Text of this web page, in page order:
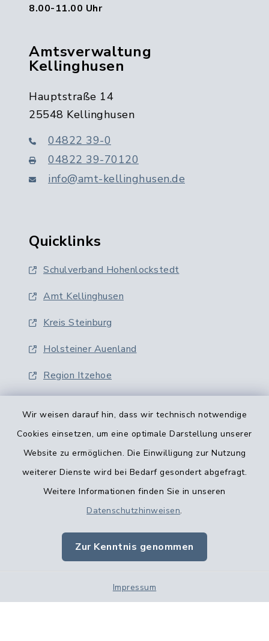
Wir weisen darauf hin, dass wir technisch notwendige
Cookies einsetzen, um eine optimale Darstellung unserer
Website zu ermöglichen. Die Einwilligung zur Nutzung
weiterer Dienste wird bei Bedarf gesondert abgefragt.
Weitere Informationen finden Sie in unseren
Datenschutzhinweisen.
Zur Kenntnis genommen
Impressum
8.00-11.00 Uhr
Amtsverwaltung
Kellinghusen
Hauptstraße 14
25548 Kellinghusen
04822 39-0
04822 39-70120
info@amt-kellinghusen.de
Quicklinks
Schulverband Hohenlockstedt
Amt Kellinghusen
Kreis Steinburg
Holsteiner Auenland
Region Itzehoe
Barrierefreiheit
Impressum
Sitemap